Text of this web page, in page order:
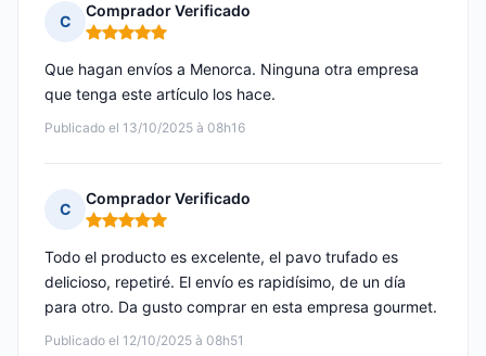
C
Comprador Verificado
Nota: 5 de 5
Publicado el 13/10/2025 à 08h16
Que hagan envíos a Menorca. Ninguna otra empresa
que tenga este artículo los hace.
C
Comprador Verificado
Nota: 5 de 5
Publicado el 12/10/2025 à 08h51
Todo el producto es excelente, el pavo trufado es
delicioso, repetiré. El envío es rapidísimo, de un día
para otro. Da gusto comprar en esta empresa gourmet.